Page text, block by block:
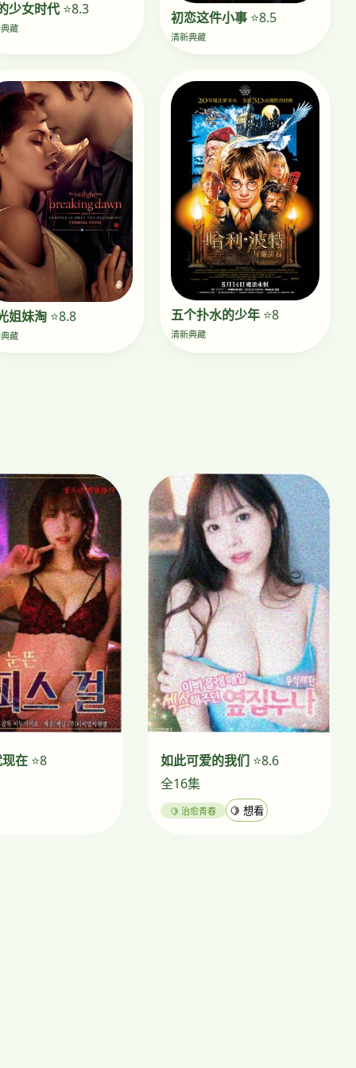
少女时代⭐8.3
藏
初恋这件小事⭐8.5
清新典藏
姐妹淘 ⭐8.8
藏
五个扑水的少年⭐8
清新典藏
在 ⭐8 如此可爱的我们 ⭐8.6
全16集
🍋 治愈青春 🍋 想看